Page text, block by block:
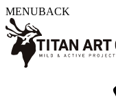
MENUBACK